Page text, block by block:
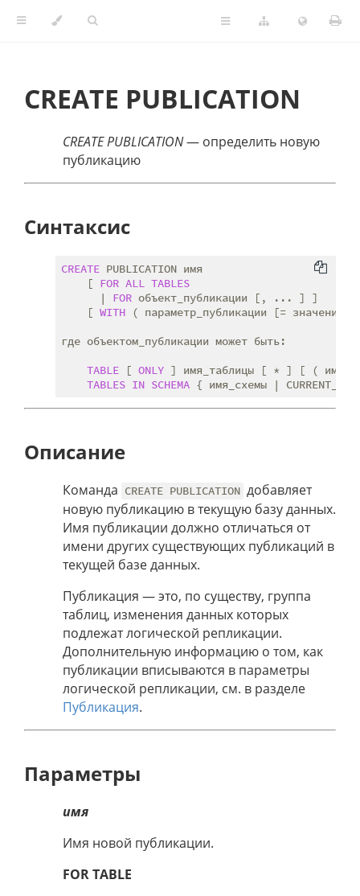
CREATE PUBLICATION
CREATE PUBLICATION— определить новую
публикацию
Синтаксис
CREATE PUBLICATION имя
    [
FOR ALL TABLES
      |
FOR объект_публикации [, ... ] ]
    [
WITH ( параметр_публикации [=
где объектом_публикации может быть:
TABLE [ ONLY ] имя_таблицы [ * ] [ (
TABLES IN SCHEMA
Описание
Команда CREATE PUBLICATION добавляет
новую публикацию в текущую базу данных.
Имя публикации должно отличаться от
имени других существующих публикаций в
текущей базе данных.
Публикация — это, по существу, группа
таблиц, изменения данных которых
подлежат логической репликации.
Дополнительную информацию о том, как
публикации вписываются в параметры
логической репликации, см. в разделе
Публикация.
Параметры
имя
Имя новой публикации.
FOR TABLE